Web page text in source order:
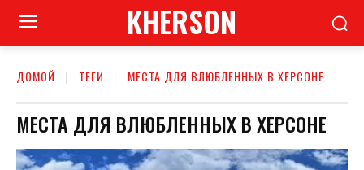
KHERSON
ДОМОЙ ТЕГИ МЕСТА ДЛЯ ВЛЮБЛЕННЫХ В ХЕРСОНЕ
МЕСТА ДЛЯ ВЛЮБЛЕННЫХ В ХЕРСОНЕ